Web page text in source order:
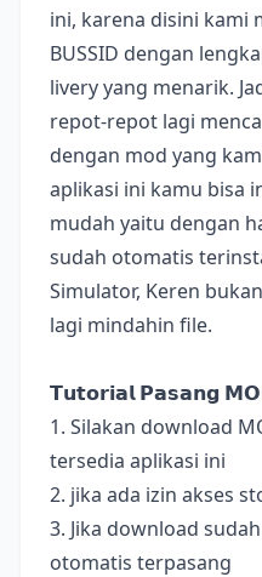
ini, karena disini kami
BUSSID dengan
livery yang menarik.
repot-repot lagi
dengan mod yang
aplikasi ini kamu bisa
mudah yaitu dengan
sudah otomatis
Simulator, Keren
lagi mindahin file.
𝗧𝘂𝘁𝗼𝗿𝗶𝗮𝗹 𝗣𝗮𝘀𝗮𝗻𝗴
1. Silakan download
tersedia aplikasi ini
2. jika ada izin akses
3. Jika download
otomatis terpasang